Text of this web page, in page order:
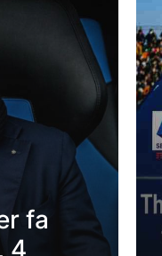
fa
4